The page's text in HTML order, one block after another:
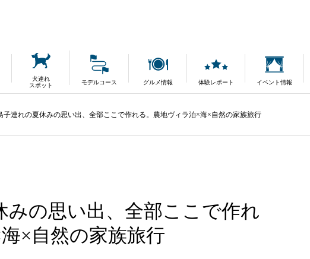
犬連れ
スポット
モデルコース グルメ情報 体験レポート イベント情報
子連れの夏休みの思い出、全部ここで作れる。農地ヴィラ泊×海×自然の家族旅行
みの思い出、全部ここで作れ
×自然の家族旅行